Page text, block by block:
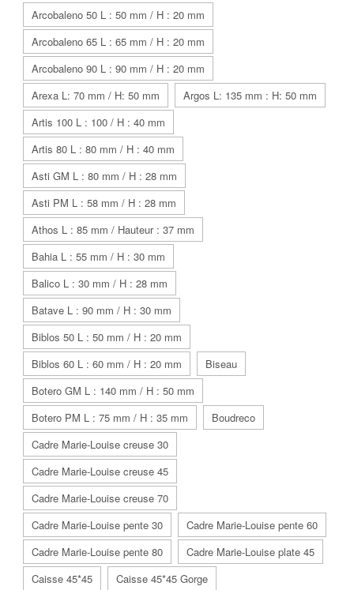
Arcobaleno 50 L : 50 mm / H : 20 mm
Arcobaleno 65 L : 65 mm / H : 20 mm
Arcobaleno 90 L : 90 mm / H : 20 mm
Arexa L: 70 mm / H: 50 mm
Argos L: 135 mm : H: 50 mm
Artis 100 L : 100 / H : 40 mm
Artis 80 L : 80 mm / H : 40 mm
Asti GM L : 80 mm / H : 28 mm
Asti PM L : 58 mm / H : 28 mm
Athos L : 85 mm / Hauteur : 37 mm
Bahia L : 55 mm / H : 30 mm
Balico L : 30 mm / H : 28 mm
Batave L : 90 mm / H : 30 mm
Biblos 50 L : 50 mm / H : 20 mm
Biblos 60 L : 60 mm / H : 20 mm
Biseau
Botero GM L : 140 mm / H : 50 mm
Botero PM L : 75 mm / H : 35 mm
Boudreco
Cadre Marie-Louise creuse 30
Cadre Marie-Louise creuse 45
Cadre Marie-Louise creuse 70
Cadre Marie-Louise pente 30
Cadre Marie-Louise pente 60
Cadre Marie-Louise pente 80
Cadre Marie-Louise plate 45
Caisse 45*45
Caisse 45*45 Gorge